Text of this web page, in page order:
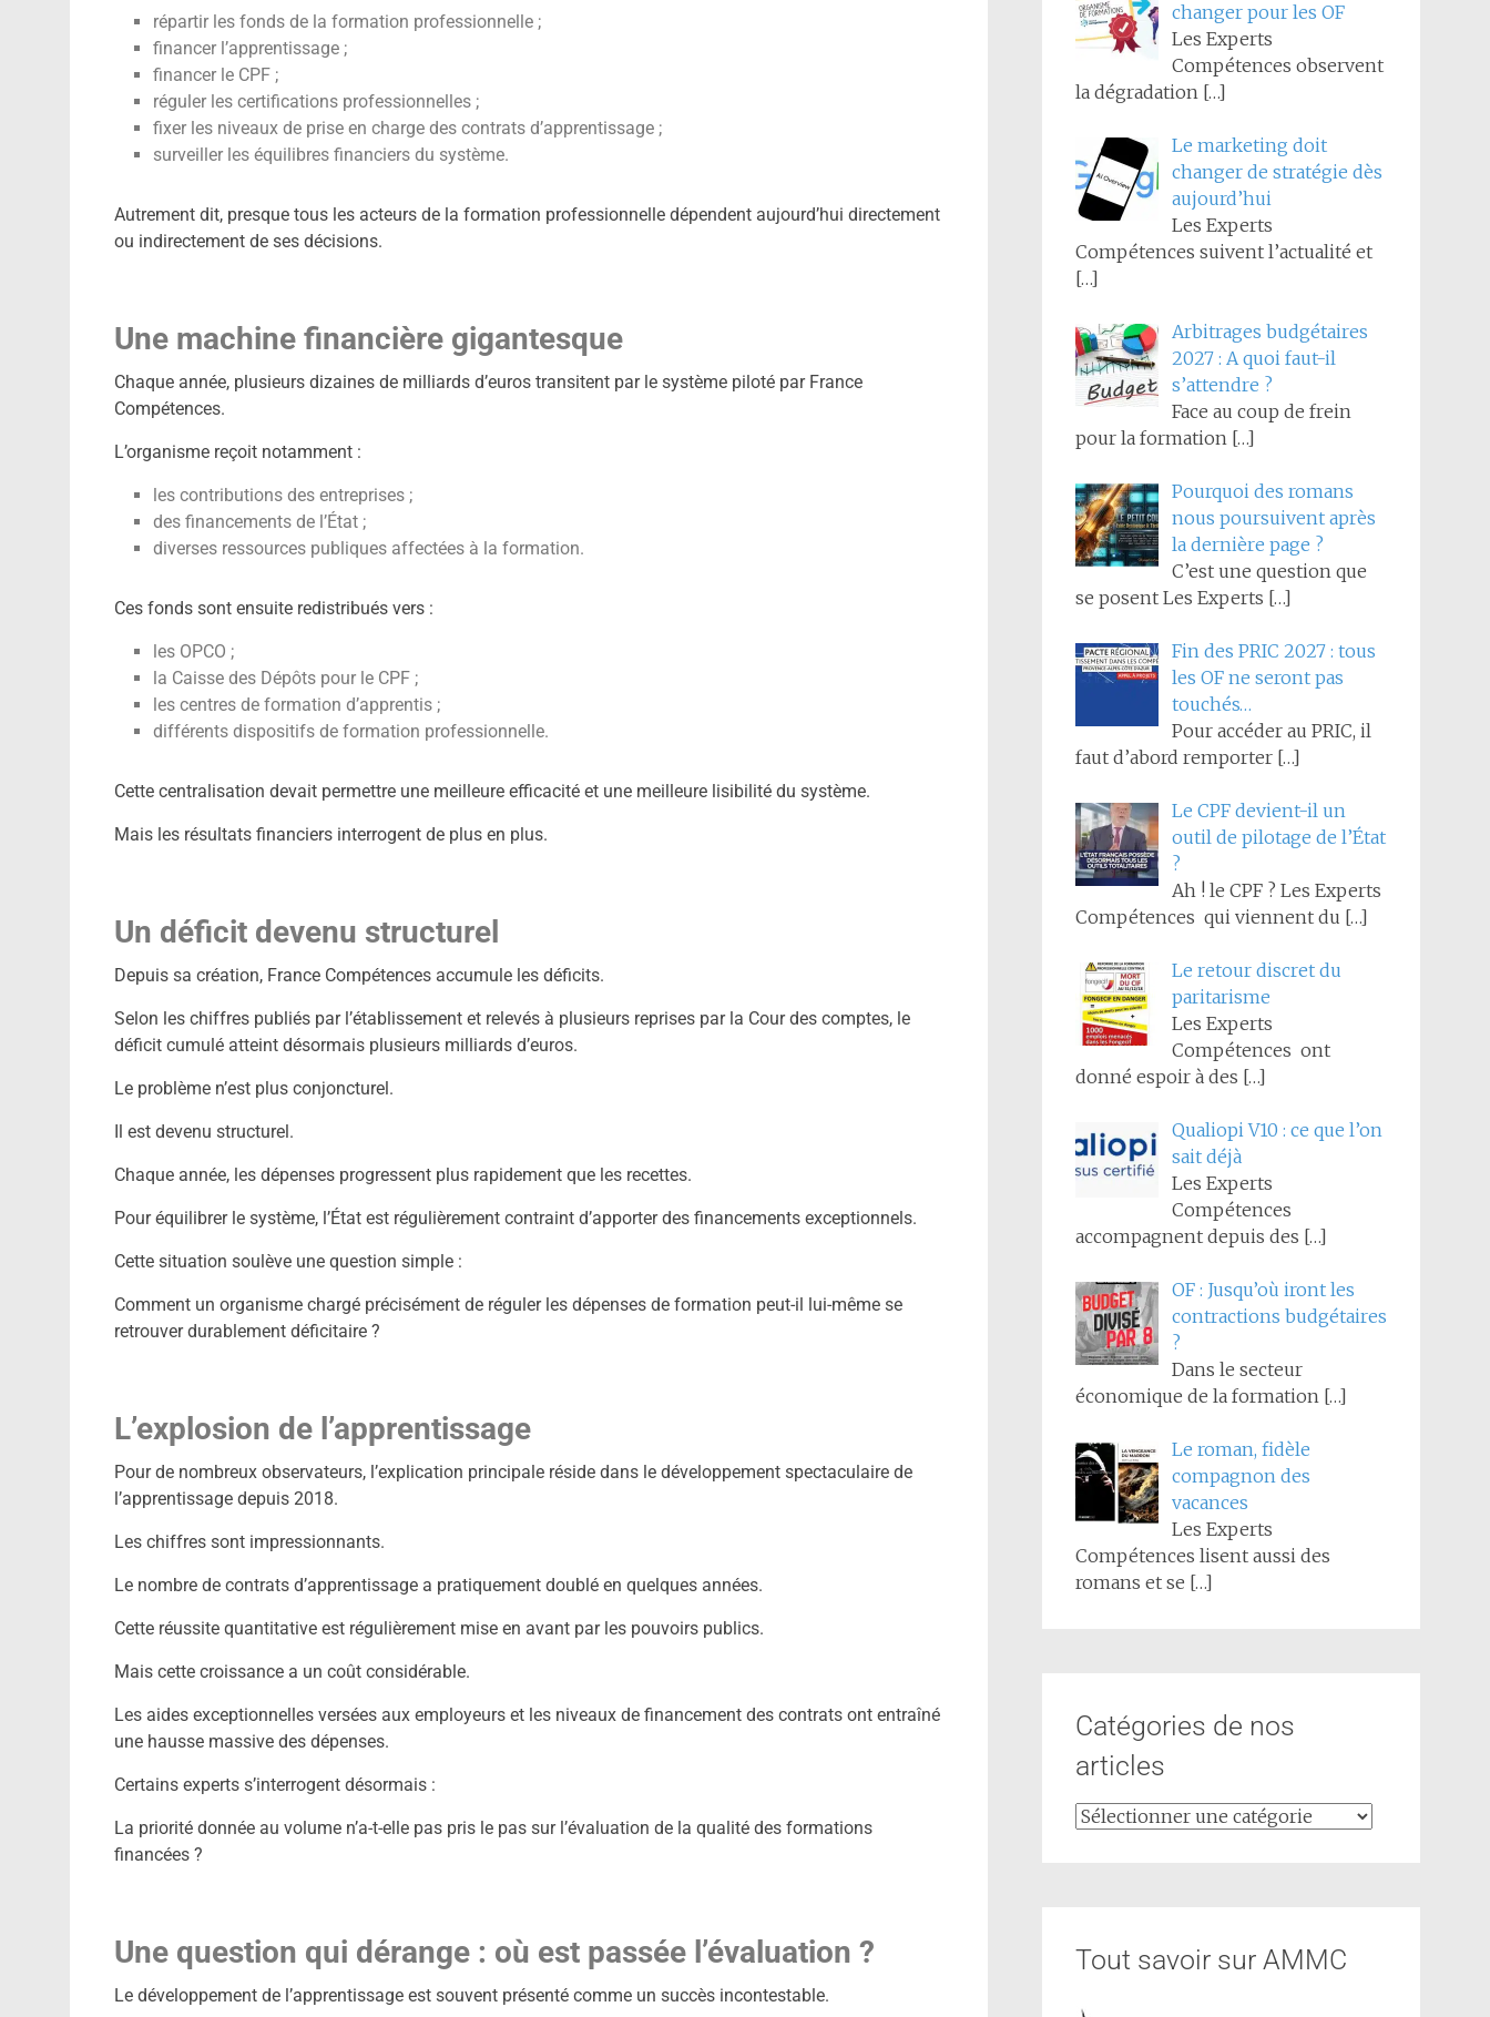
répartir les fonds de la formation professionnelle ;
financer l’apprentissage ;
financer le CPF ;
réguler les certifications professionnelles ;
fixer les niveaux de prise en charge des contrats d’apprentissage ;
surveiller les équilibres financiers du système.
Autrement dit, presque tous les acteurs de la formation professionnelle dépendent aujourd’hui directement
ou indirectement de ses décisions.
Une machine financière gigantesque
Chaque année, plusieurs dizaines de milliards d’euros transitent par le système piloté par France
Compétences.
L’organisme reçoit notamment :
les contributions des entreprises ;
des financements de l’État ;
diverses ressources publiques affectées à la formation.
Ces fonds sont ensuite redistribués vers :
les OPCO ;
la Caisse des Dépôts pour le CPF ;
les centres de formation d’apprentis ;
différents dispositifs de formation professionnelle.
Cette centralisation devait permettre une meilleure efficacité et une meilleure lisibilité du système.
Mais les résultats financiers interrogent de plus en plus.
Un déficit devenu structurel
Depuis sa création, France Compétences accumule les déficits.
Selon les chiffres publiés par l’établissement et relevés à plusieurs reprises par la Cour des comptes, le
déficit cumulé atteint désormais plusieurs milliards d’euros.
Le problème n’est plus conjoncturel.
Il est devenu structurel.
Chaque année, les dépenses progressent plus rapidement que les recettes.
Pour équilibrer le système, l’État est régulièrement contraint d’apporter des financements exceptionnels.
Cette situation soulève une question simple :
Comment un organisme chargé précisément de réguler les dépenses de formation peut-il lui-même se
retrouver durablement déficitaire ?
L’explosion de l’apprentissage
Pour de nombreux observateurs, l’explication principale réside dans le développement spectaculaire de
l’apprentissage depuis 2018.
Les chiffres sont impressionnants.
Le nombre de contrats d’apprentissage a pratiquement doublé en quelques années.
Cette réussite quantitative est régulièrement mise en avant par les pouvoirs publics.
Mais cette croissance a un coût considérable.
Les aides exceptionnelles versées aux employeurs et les niveaux de financement des contrats ont entraîné
une hausse massive des dépenses.
Certains experts s’interrogent désormais :
La priorité donnée au volume n’a-t-elle pas pris le pas sur l’évaluation de la qualité des formations
financées ?
Une question qui dérange : où est passée l’évaluation ?
Le développement de l’apprentissage est souvent présenté comme un succès incontestable.
changer pour les OF
Les Experts
Compétences observent
la dégradation […]
Le marketing doit
changer de stratégie dès
aujourd’hui
Les Experts
Compétences suivent l’actualité et
[…]
Arbitrages budgétaires
2027 : A quoi faut-il
s’attendre ?
Face au coup de frein
pour la formation […]
Pourquoi des romans
nous poursuivent après
la dernière page ?
C’est une question que
se posent Les Experts […]
Fin des PRIC 2027 : tous
les OF ne seront pas
touchés…
Pour accéder au PRIC, il
faut d’abord remporter […]
Le CPF devient-il un
outil de pilotage de l’État
?
Ah ! le CPF ? Les Experts
Compétences qui viennent du […]
Le retour discret du
paritarisme
Les Experts
Compétences ont
donné espoir à des […]
Qualiopi V10 : ce que l’on
sait déjà
Les Experts
Compétences
accompagnent depuis des […]
OF : Jusqu’où iront les
contractions budgétaires
?
Dans le secteur
économique de la formation […]
Le roman, fidèle
compagnon des
vacances
Les Experts
Compétences lisent aussi des
romans et se […]
Catégories de nos
articles
Tout savoir sur AMMC